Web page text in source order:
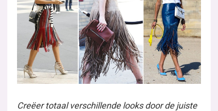
Creëer totaal verschillende looks door de juiste